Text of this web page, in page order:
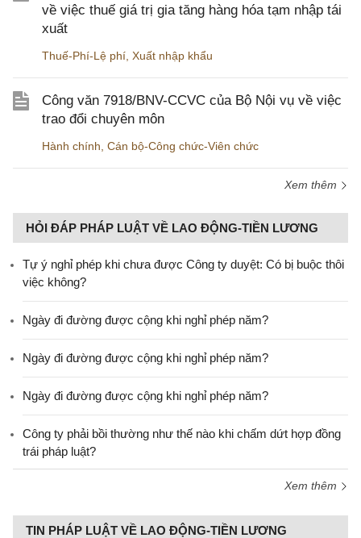
về việc thuế giá trị gia tăng hàng hóa tạm nhập tái
xuất
Thuế-Phí-Lệ phí Xuất nhập khẩu
Công văn 7918/BNV-CCVC của Bộ Nội vụ về việc
trao đổi chuyên môn
Hành chính Cán bộ-Công chức-Viên chức
Xem thêm
HỎI ĐÁP PHÁP LUẬT VỀ LAO ĐỘNG-TIỀN LƯƠNG
Tự ý nghỉ phép khi chưa được Công ty duyệt: Có bị buộc thôi
việc không?
Ngày đi đường được cộng khi nghỉ phép năm?
Ngày đi đường được cộng khi nghỉ phép năm?
Ngày đi đường được cộng khi nghỉ phép năm?
Công ty phải bồi thường như thế nào khi chấm dứt hợp đồng
trái pháp luật?
Xem thêm
TIN PHÁP LUẬT VỀ LAO ĐỘNG-TIỀN LƯƠNG